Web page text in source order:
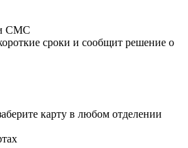
СМС
сроки и сообщит решение о
карту в любом отделении